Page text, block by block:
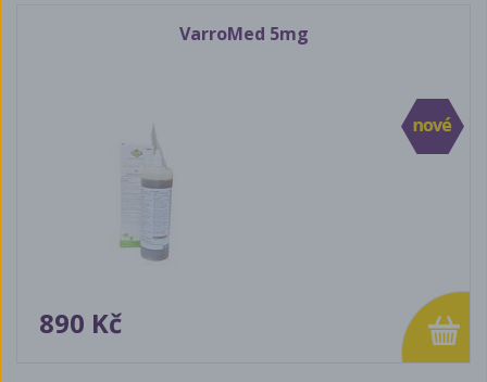
VarroMed 5mg
890 Kč